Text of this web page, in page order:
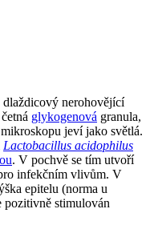
dlaždicový nerohovějící
glykogenová granula,
jeví jako světlá.
Lactobacillus acidophilus
. V pochvě se tím utvoří
infekčním vlivům. V
epitelu (norma u
pozitivně stimulován